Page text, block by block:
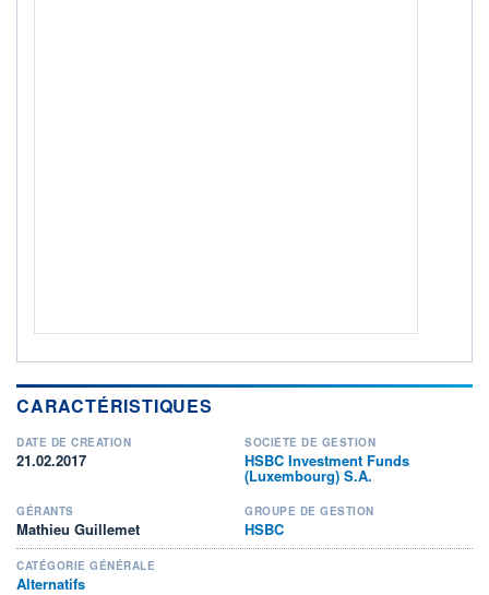
CARACTÉRISTIQUES
DATE DE CRÉATION
21.02.2017
SOCIÉTÉ DE GESTION
HSBC Investment Funds
(Luxembourg) S.A.
GÉRANTS
Mathieu Guillemet
GROUPE DE GESTION
HSBC
CATÉGORIE GÉNÉRALE
Alternatifs